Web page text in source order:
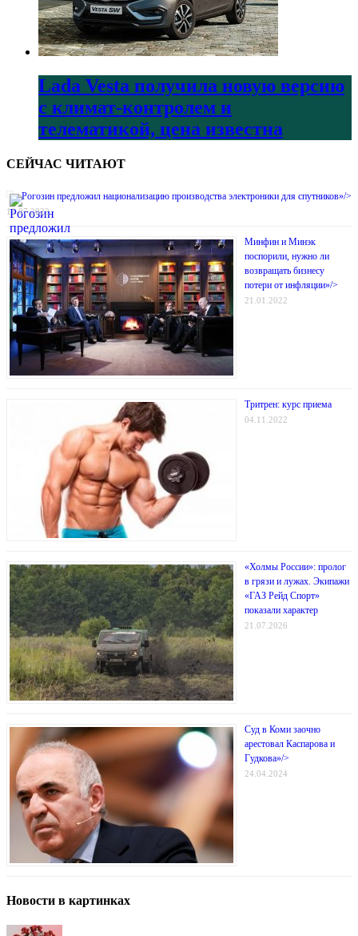
Lada Vesta получила новую версию
с климат-контролем и
телематикой, цена известна
СЕЙЧАС ЧИТАЮТ
Рогозин предложил национализацию производства электроники для спутников»/>
11.07.2022
Минфин и Минэк
поспорили, нужно ли
возвращать бизнесу
потери от инфляции»/>
21.01.2022
Тритрен: курс приема
04.11.2022
«Холмы России»: пролог
в грязи и лужах. Экипажи
«ГАЗ Рейд Спорт»
показали характер
21.07.2026
Суд в Коми заочно
арестовал Каспарова и
Гудкова»/>
24.04.2024
Новости в картинках